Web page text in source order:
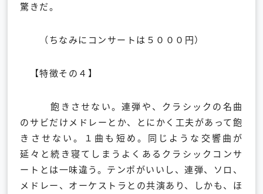
驚きだ。
（ちなみにコンサートは５０００円）
【特徴その４】
飽きさせない。連弾や、クラシックの名曲
のサビだけメドレーとか、とにかく工夫があって飽
きさせない。１曲も短め。同じような交響曲が
延々と続き寝てしまうよくあるクラシックコンサ
ートとは一味違う。テンポがいいし、連弾、ソロ、
メドレー、オーケストラとの共演あり、しかも、ほ